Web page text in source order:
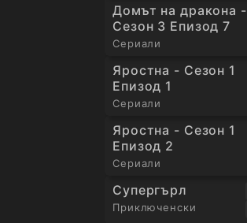
Домът на дракона -
Сезон 3 Епизод 7
Сериали
Яростна - Сезон 1
Епизод 1
Сериали
Яростна - Сезон 1
Епизод 2
Сериали
Супергърл
Приключенски